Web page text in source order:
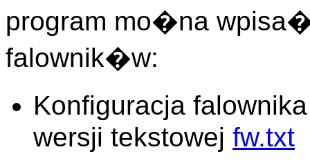
program mo�na
falownik�w:
Konfiguracja
wersji tekstowej fw.txt